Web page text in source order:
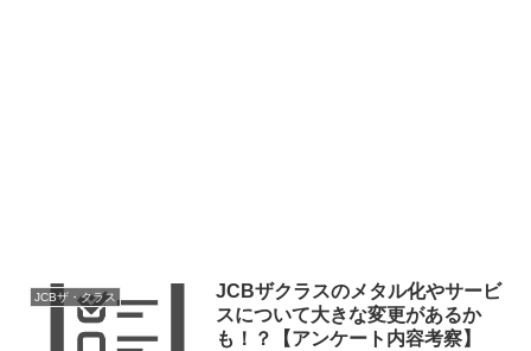
JCBザ・クラス
JCBザクラスのメタル化やサービ
スについて大きな変更があるか
も！？【アンケート内容考察】